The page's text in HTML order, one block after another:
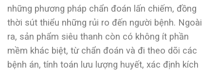
những phương pháp chẩn đoán lấn chiếm, đồng
thời sút thiểu những rủi ro đến người bệnh. Ngoài
ra, sản phẩm siêu thanh còn có không ít phần
mềm khác biệt, từ chẩn đoán và đi theo dõi các
bệnh án, tính toán lưu lượng huyết, xác định kích